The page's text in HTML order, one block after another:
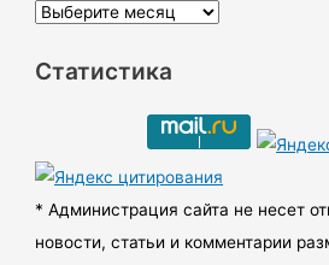
А
х
ы
Статистика
* Администрация сайта не несет
новости, статьи и комментарии